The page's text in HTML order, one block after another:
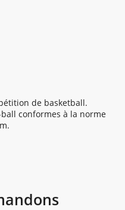
de basketball.
conformes à la norme